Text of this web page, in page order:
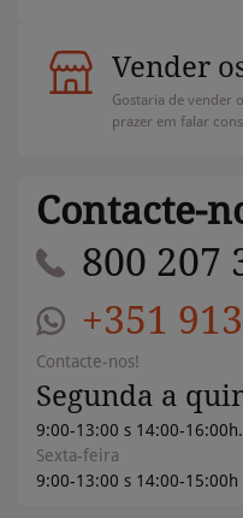
Vender
Gostaria de vender
prazer em falar
Contacte-
800 207
+351
Contacte-nos!
Segunda a
9:00-13:00 s 14:00-16:00h.
Sexta-feira
9:00-13:00 s 14:00-15:00h